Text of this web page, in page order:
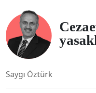
Saygı Öztürk